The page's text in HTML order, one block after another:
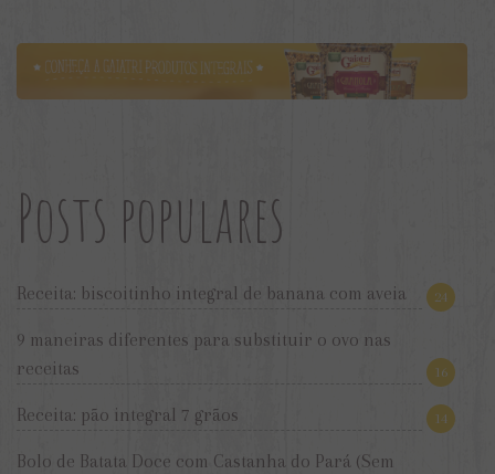
Posts populares
Receita: biscoitinho integral de banana com aveia 24
9 maneiras diferentes para substituir o ovo nas
receitas
16
Receita: pão integral 7 grãos 14
Bolo de Batata Doce com Castanha do Pará (Sem